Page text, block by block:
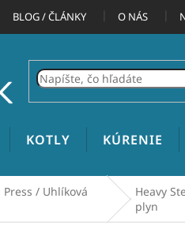
BLOG / ČLÁNKY O NÁS
KOTLY KÚRENIE
Press / Uhlíková
Heavy
plyn